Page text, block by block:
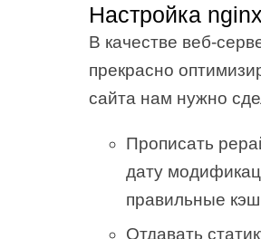
Настройка nginx
В качестве веб-
прекрасно
сайта нам нужно
Прописать
дату
правильные
Отдавать